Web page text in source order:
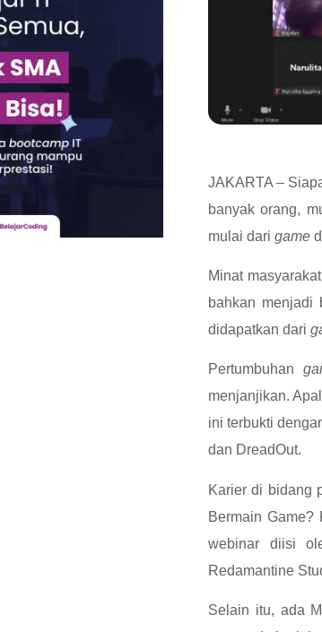
JAKARTA –
banyak orang,
mulai dari game
Minat
bahkan
didapatkan dari
Pertumbuhan
menjanjikan.
ini terbukti
dan DreadOut.
Karier di bidang
Bermain
webinar diisi
Redamantine
Selain itu, ada